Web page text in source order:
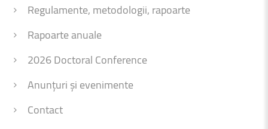
Regulamente, metodologii, rapoarte
Rapoarte anuale
2026 Doctoral Conference
Anunțuri și evenimente
Contact